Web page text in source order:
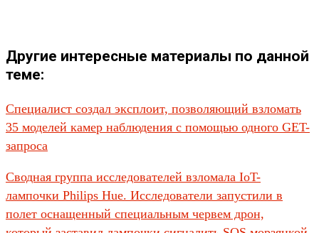
Другие интересные материалы по данной
теме:
Специалист создал эксплоит, позволяющий взломать
35 моделей камер наблюдения с помощью одного GET-
запроса
Сводная группа исследователей взломала IoT-
лампочки Philips Hue. Исследователи запустили в
полет оснащенный специальным червем дрон,